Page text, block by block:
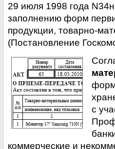
29 июля 1998 года
заполнению форм
продукции, товарно-
(Постановление
с
коммерческие и